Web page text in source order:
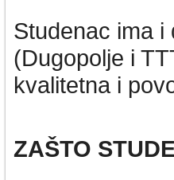
Studenac ima
(Dugopolje i
kvalitetna i
ZAŠTO